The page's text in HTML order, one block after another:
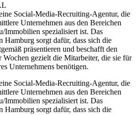
Social-Media-Recruiting-Agentur, die
Unternehmen aus den Bereichen
Immobilien spezialisiert ist. Das
Hamburg sorgt dafür, dass sich die
präsentieren und beschafft den
gezielt die Mitarbeiter, die sie für
Unternehmens benötigen.
Social-Media-Recruiting-Agentur, die
Unternehmen aus den Bereichen
Immobilien spezialisiert ist. Das
Hamburg sorgt dafür, dass sich die